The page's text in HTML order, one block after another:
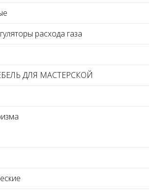
расхода газа
ДЛЯ МАСТЕРСКОЙ